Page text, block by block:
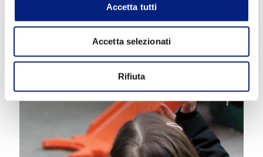
Accetta tutti
Accetta selezionati
Rifiuta